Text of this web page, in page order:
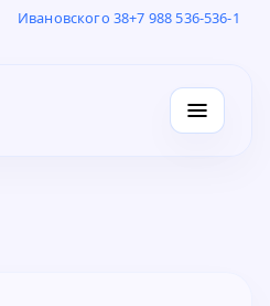
Ивановского 38+7 988 536-536-1